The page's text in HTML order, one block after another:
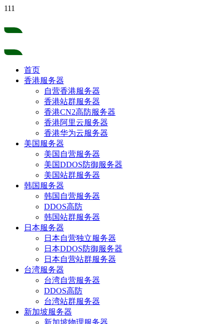
111
首页
香港服务器
自营香港服务器
香港站群服务器
香港CN2高防服务器
香港阿里云服务器
香港华为云服务器
美国服务器
美国自营服务器
美国DDOS防御服务器
美国站群服务器
韩国服务器
韩国自营服务器
DDOS高防
韩国站群服务器
日本服务器
日本自营独立服务器
日本DDOS防御服务器
日本自营站群服务器
台湾服务器
台湾自营服务器
DDOS高防
台湾站群服务器
新加坡服务器
新加坡物理服务器